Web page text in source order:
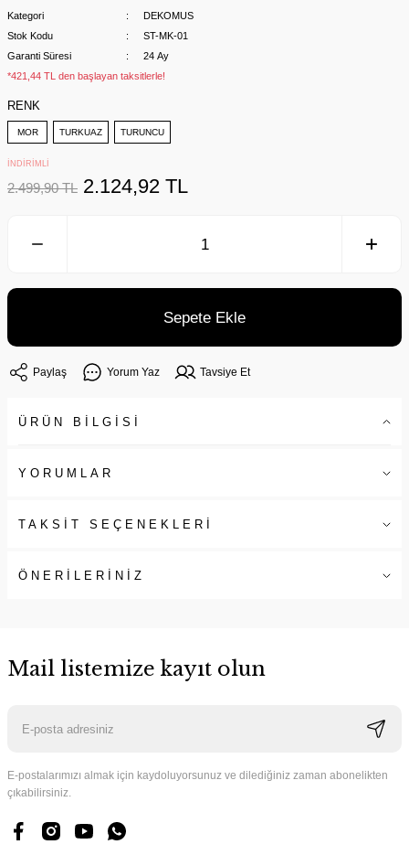
Kategori
DEKOMUS
Stok Kodu
ST-MK-01
Garanti Süresi
24 Ay
*421,44 TL den başlayan taksitlerle!
RENK
MOR TURKUAZ TURUNCU
İNDİRİMLİ
2.499,90 TL 2.124,92 TL
Sepete Ekle
Paylaş Yorum Yaz Tavsiye Et
ÜRÜN BİLGİSİ
YORUMLAR
TAKSİT SEÇENEKLERİ
ÖNERİLERİNİZ
Mail listemize kayıt olun
E-postalarımızı almak için kaydoluyorsunuz ve dilediğiniz zaman abonelikten
çıkabilirsiniz.